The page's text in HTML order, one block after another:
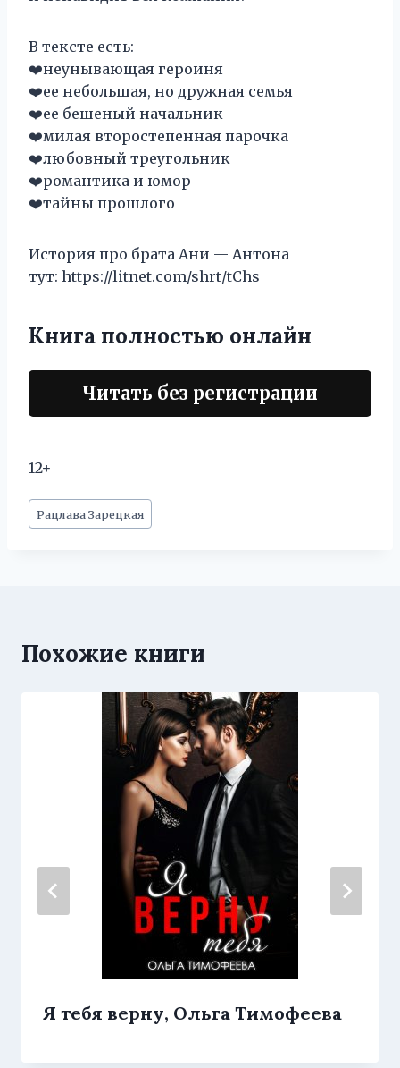
В тексте есть:
‍❤️‍неунывающая героиня
‍❤️‍ее небольшая, но дружная семья
‍❤️‍ее бешеный начальник
‍❤️‍милая второстепенная парочка
‍❤️‍любовный треугольник
‍❤️‍романтика и юмор
‍❤️‍тайны прошлого
История про брата Ани — Антона
тут: https://litnet.com/shrt/tChs
Книга полностью онлайн
Читать без регистрации
12+
Метки
записи:
Рацлава Зарецкая
Похожие книги
Я тебя верну, Ольга Тимофеева